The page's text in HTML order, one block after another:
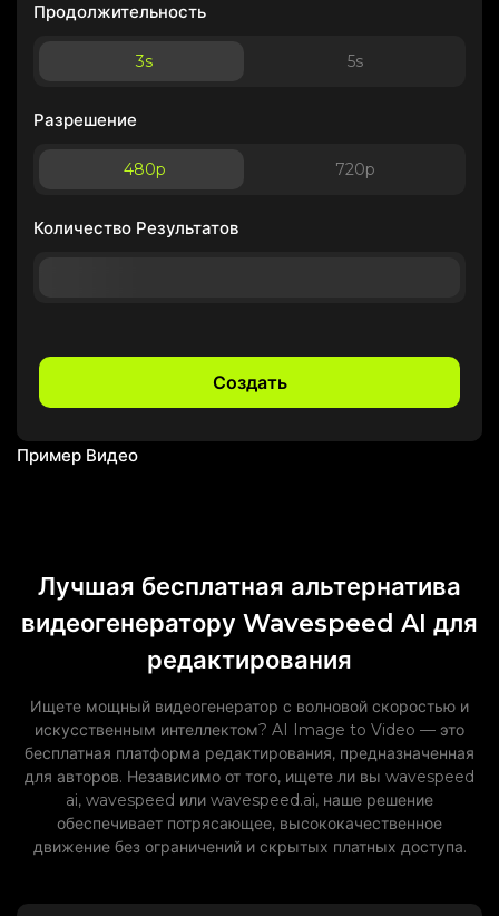
Продолжительность
3s 5s
Разрешение
480p 720p
Количество Результатов
Создать
Пример Видео
Лучшая бесплатная альтернатива
видеогенератору Wavespeed AI для
редактирования
Ищете мощный видеогенератор с волновой скоростью и
искусственным интеллектом? AI Image to Video — это
бесплатная платформа редактирования, предназначенная
для авторов. Независимо от того, ищете ли вы wavespeed
ai, wavespeed или wavespeed.ai, наше решение
обеспечивает потрясающее, высококачественное
движение без ограничений и скрытых платных доступа.